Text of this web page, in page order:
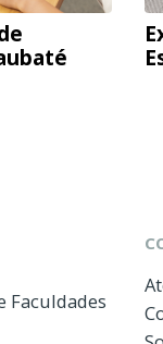
Faculdades